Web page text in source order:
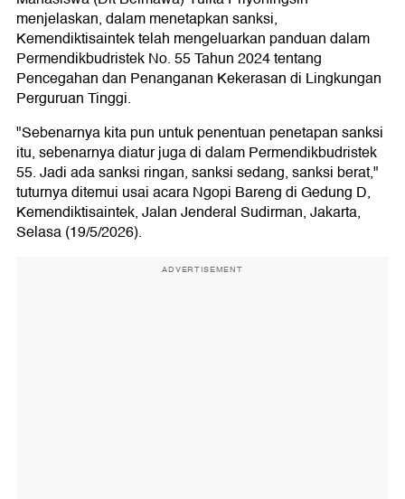
menjelaskan, dalam menetapkan sanksi,
Kemendiktisaintek telah mengeluarkan panduan dalam
Permendikbudristek No. 55 Tahun 2024 tentang
Pencegahan dan Penanganan Kekerasan di Lingkungan
Perguruan Tinggi.
"Sebenarnya kita pun untuk penentuan penetapan sanksi
itu, sebenarnya diatur juga di dalam Permendikbudristek
55. Jadi ada sanksi ringan, sanksi sedang, sanksi berat,"
tuturnya ditemui usai acara Ngopi Bareng di Gedung D,
Kemendiktisaintek, Jalan Jenderal Sudirman, Jakarta,
Selasa (19/5/2026).
ADVERTISEMENT